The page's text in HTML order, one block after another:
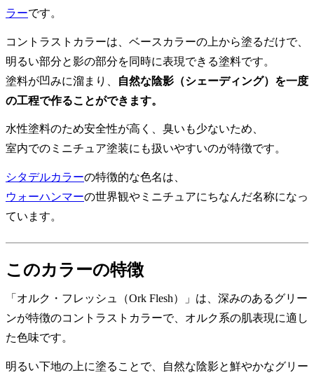
ラーです。
コントラストカラーは、ベースカラーの上から塗るだけで、
明るい部分と影の部分を同時に表現できる塗料です。
塗料が凹みに溜まり、
自然な陰影（シェーディング）を一度
の工程で作ることができます。
水性塗料のため安全性が高く、臭いも少ないため、
室内でのミニチュア塗装にも扱いやすいのが特徴です。
シタデルカラーの特徴的な色名は、
ウォーハンマーの世界観やミニチュアにちなんだ名称になっ
ています。
このカラーの特徴
「オルク・フレッシュ（Ork Flesh）」は、深みのあるグリー
ンが特徴のコントラストカラーで、オルク系の肌表現に適し
た色味です。
明るい下地の上に塗ることで、自然な陰影と鮮やかなグリー